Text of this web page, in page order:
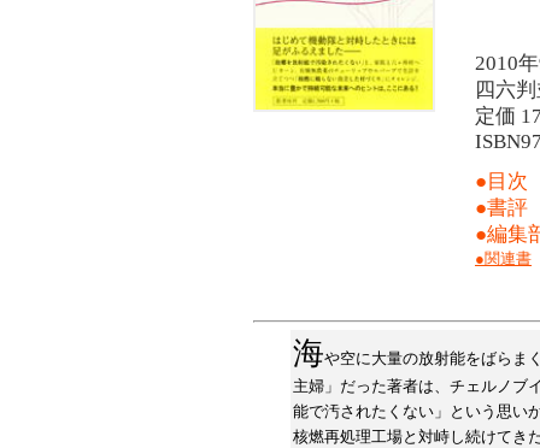
2010
四六
定価
●目次
●書評
●編集
●関連書
海や空に大量の放射能をばらま
主婦」だった著者は、チェルノブ
能で汚されたくない」という思い
核燃再処理工場と対峙し続けてき